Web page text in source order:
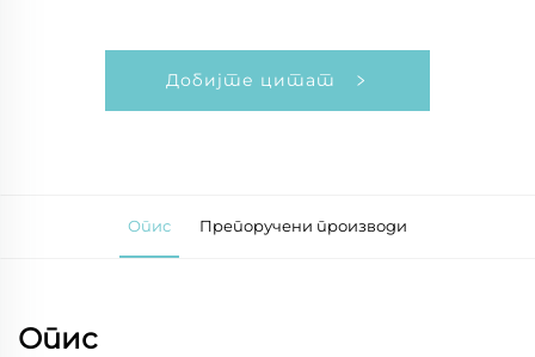
Добијте цитат
Опис Препоручени производи
Опис